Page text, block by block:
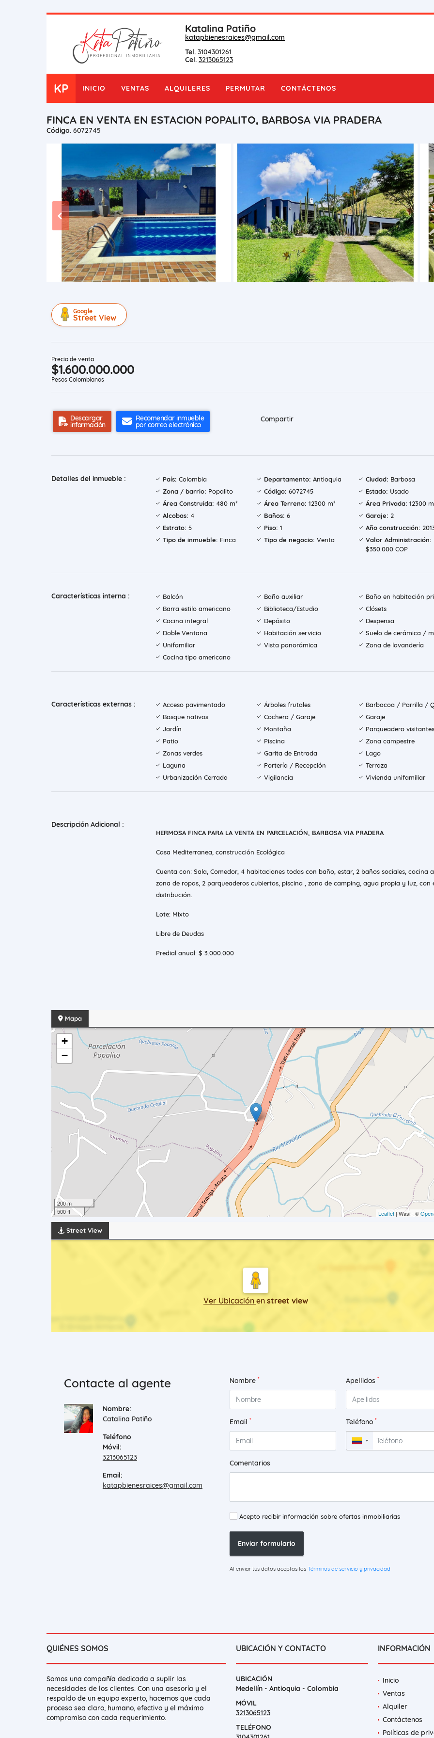
Katalina Patiño
katapbienesraices@gmail.com
Tel. 3104301261
Cel. 3213065123
KP INICIO VENTAS ALQUILERES PERMUTAR CONTÁCTENOS
FINCA EN VENTA EN ESTACION POPALITO, BARBOSA VIA PRADERA
Código. 6072745
Google
Street View
Precio de venta
$1.600.000.000
Pesos Colombianos
Descargar
información
Recomendar inmueble
por correo electrónico
Compartir
Detalles del inmueble : País: Colombia Departamento: Antioquia Ciudad: Barbosa
Zona / barrio: Popalito Código: 6072745 Estado: Usado
Área Construida: 480 m² Área Terreno: 12300 m² Área Privada: 12300
Alcobas: 4 Baños: 6 Garaje: 2
Estrato: 5 Piso: 1 Año construcción:
Tipo de inmueble: Finca Tipo de negocio: Venta
Valor Administración:
$350.000 COP
Características interna : Balcón Baño auxiliar
Baño en habitación
Barra estilo americano
Biblioteca/Estudio
Clósets
Cocina integral
Depósito
Despensa
Doble Ventana
Habitación servicio
Suelo de cerámica /
Unifamiliar
Vista panorámica
Zona de lavandería
Cocina tipo americano
Características externas : Acceso pavimentado Árboles frutales
Barbacoa / Parrilla /
Bosque nativos
Cochera / Garaje
Garaje
Jardín
Montaña
Parqueadero visitantes
Patio
Piscina
Zona campestre
Zonas verdes
Garita de Entrada
Lago
Laguna
Portería / Recepción
Terraza
Urbanización Cerrada
Vigilancia Vivienda unifamiliar
Descripción Adicional :
HERMOSA FINCA PARA LA VENTA EN PARCELACIÓN, BARBOSA VIA PRADERA
Casa Mediterranea, construcción Ecológica
Cuenta con: Sala, Comedor, 4 habitaciones todas con baño, estar, 2 baños sociales, cocina
zona de ropas, 2 parqueaderos cubiertos, piscina , zona de camping, agua propia y luz, con
distribución.
Lote: Mixto
Libre de Deudas
Predial anual: $ 3.000.000
Mapa
+
−
200 m
500 ft
Leaflet | Wasi - ©
Street View
Ver Ubicación en street view
Contacte al agente
Nombre:
Catalina Patiño
Teléfono
Móvil:
3213065123
Email:
katapbienesraices@gmail.com
Nombre * Apellidos *
Email * Teléfono *
▼
Comentarios
Acepto recibir información sobre ofertas inmobiliarias
Enviar formulario
Al enviar tus datos aceptas los Términos de servicio y privacidad
QUIÉNES SOMOS
Somos una compañía dedicada a suplir las
necesidades de los clientes. Con una asesoría y el
respaldo de un equipo experto, hacemos que cada
proceso sea claro, humano, efectivo y el máximo
compromiso con cada requerimiento.
UBICACIÓN Y CONTACTO
UBICACIÓN
Medellín - Antioquia - Colombia
MÓVIL
3213065123
TELÉFONO
INFORMACIÓN
Inicio
Ventas
Alquiler
Contáctenos
Políticas de